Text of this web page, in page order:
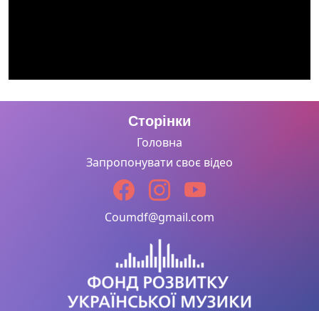
Сторінки
Головна
Запропонувати своє відео
Coumdf@gmail.com